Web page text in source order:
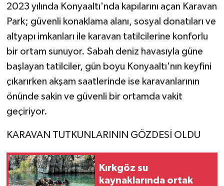
2023 yılında Konyaaltı'nda kapılarını açan Karavan
Park; güvenli konaklama alanı, sosyal donatıları ve
altyapı imkanları ile karavan tatilcilerine konforlu
bir ortam sunuyor. Sabah deniz havasıyla güne
başlayan tatilciler, gün boyu Konyaaltı'nın keyfini
çıkarırken akşam saatlerinde ise karavanlarının
önünde sakin ve güvenli bir ortamda vakit
geçiriyor.
KARAVAN TUTKUNLARININ GÖZDESİ OLDU
Kırkgöz su
kaynaklarında ortak